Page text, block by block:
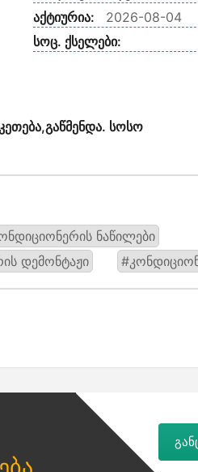
აქტიურია:
2026-08-04
სოც. ქსელები:
სოსო
ნაწილები
დემონტაჟი